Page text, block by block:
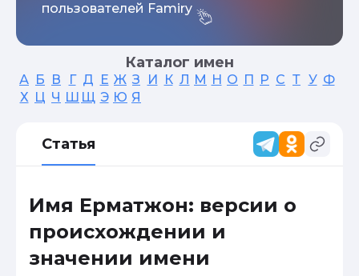
пользователей Famiry
Каталог имен
А Б В Г Д Е Ж З И К Л М Н О П Р С Т У Ф
Х Ц Ч Ш Щ Э Ю Я
Статья
Имя Ерматжон: версии о
происхождении и
значении имени